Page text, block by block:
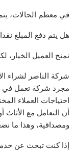
في معظم الحالات، يتم
هل يتم دفع المبلغ
نمنح العميل الخيار،
شركة الناصر لشراء
مجرد شركة تعمل في
احتياجات العملاء
أن التعامل مع الأثاث
ومصداقية، وهذا ما
إذا كنت تبحث عن